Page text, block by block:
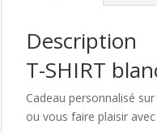
Description
T-SHIRT
Cadeau personnalisé
ou vous faire plaisir